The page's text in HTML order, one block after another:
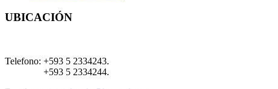
UBICACIÓN
Telefono: +593 5 2334243.
+593 5 2334244.